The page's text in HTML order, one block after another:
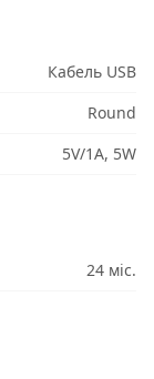
Кабель USB
Round
5V/1A, 5W
24 міс.